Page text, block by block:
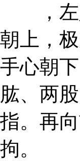
，左足
朝上，
手心朝
肱、两
指。再
拘。